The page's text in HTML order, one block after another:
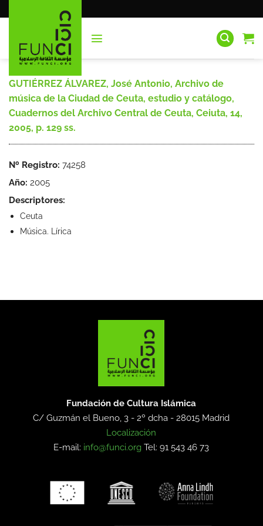
al
GUTIÉRREZ ÁLVAREZ, José Antonio, Archivo de
música de la Ciudad de Ceuta, estudio y catálogo,
Cuadernos del Archivo Central de Ceuta, Ceiuta, 14,
2005, p. 129 ss.
Nº Registro: 74258
Año: 2005
Descriptores:
Ceuta
Música. Lírica
Fundación de Cultura Islámica
C/ Guzmán el Bueno, 3 - 2º dcha -28015 Madrid
Localización
E-mail: info@funci.org Tel: 91 543 46 73